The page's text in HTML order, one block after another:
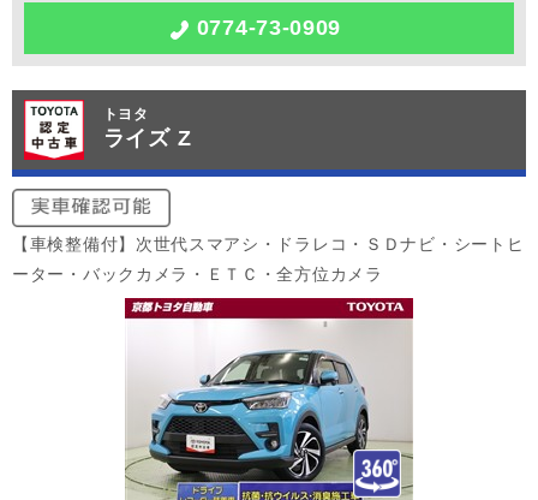
0774-73-0909
トヨタ
ライズ Z
【車検整備付】次世代スマアシ・ドラレコ・ＳＤナビ・シートヒ
ーター・バックカメラ・ＥＴＣ・全方位カメラ